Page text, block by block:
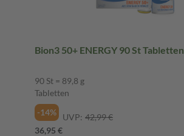
Bion3 50+ ENERGY 90 St Tabletten
90 St = 89,8 g
Tabletten
-14%
UVP: 42,99 €
36,95 €